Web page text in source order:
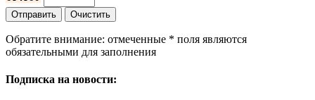
Обратите внимание: отмеченные * поля являются
обязательными для заполнения
Подписка на новости: